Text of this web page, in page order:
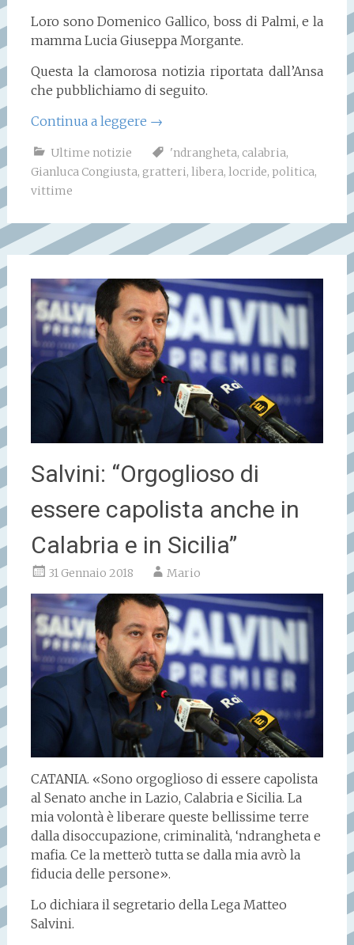
Loro sono Domenico Gallico, boss di Palmi, e la
mamma Lucia Giuseppa Morgante.
Questa la clamorosa notizia riportata dall’Ansa
che pubblichiamo di seguito.
Continua a leggere →
Ultime notizie 'ndrangheta, calabria,
Gianluca Congiusta, gratteri, libera, locride, politica,
vittime
Salvini: “Orgoglioso di
essere capolista anche in
Calabria e in Sicilia”
31 Gennaio 2018 Mario
CATANIA. «Sono orgoglioso di essere capolista
al Senato anche in Lazio, Calabria e Sicilia. La
mia volontà è liberare queste bellissime terre
dalla disoccupazione, criminalità, ‘ndrangheta e
mafia. Ce la metterò tutta se dalla mia avrò la
fiducia delle persone».
Lo dichiara il segretario della Lega Matteo
Salvini.